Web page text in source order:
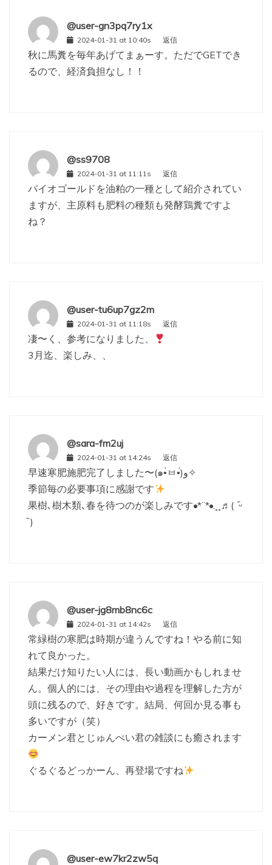
@user-gn3pq7ry1x
2024-01-31 at 10:40s 返信
秋に馬糞を毎年あげてまぁーす。ただでGETでき
るので、経済負担なし！！
@ss9708
2024-01-31 at 11:11s 返信
バイオゴールドを油粕の一種として紹介されてい
ますが、主原料も肥料の種類も発酵鶏糞ですよ
ね？
@user-tu6up7gz2m
2024-01-31 at 11:18s 返信
凄〜く、参考になりました、
3月迄、楽しみ、、
@sara-fm2uj
2024-01-31 at 14:24s 返信
早速寒肥施肥完了しました〜(๑•̀ㅂ•́)و✧
季節毎の必要事項に感謝です
果樹､樹木類､春を待つのが楽しみです•*¨*•.¸¸♬︎( ᷇ᵕ
᷆ )
@user-jg8mb8nc6c
2024-01-31 at 14:42s 返信
常緑樹の寒肥は時期が違うんですね！やる前に知
れて良かった。
結果だけ知りたい人には、長い動画かもしれませ
ん。個人的には、その理由や過程を理解した方が
頭に残るので、好きです。結局、何回か見る事も
多いですが（笑）
カーメン君とじゅんぺい君の雑談にも癒されます
ぐるぐるどっかーん、再登場ですね
@user-ew7kr2zw5q